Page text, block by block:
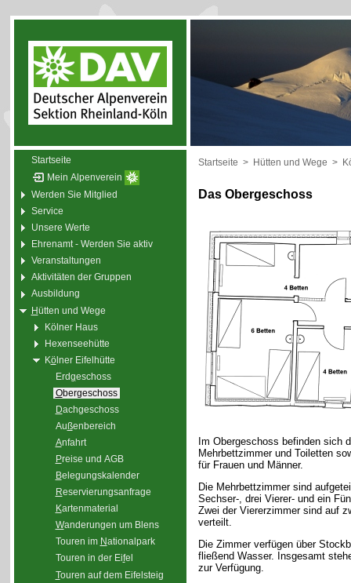
Startseite
Mein Alpenverein
Werden Sie Mitglied
Service
Unsere Werte
Ehrenamt - Werden Sie aktiv
Veranstaltungen
Aktivitäten der Gruppen
Ausbildung
Hütten und Wege
Kölner Haus
Hexenseehütte
Kölner Eifelhütte
Erdgeschoss
Obergeschoss
Dachgeschoss
Außenbereich
Anfahrt
Preise und AGB
Belegungskalender
Reservierungsanfrage
Kartenmaterial
Wanderungen um Blens
Touren im Nationalpark
Touren in der Eifel
Touren auf dem Eifelsteig
Startseite > Hütten und Wege >
Das Obergeschoss
Im Obergeschoss befinden sich
Mehrbettzimmer und Toiletten
für Frauen und Männer.
Die Mehrbettzimmer sind
Sechser-, drei Vierer- und ein
Zwei der Viererzimmer sind auf
verteilt.
Die Zimmer verfügen über
fließend Wasser. Insgesamt
zur Verfügung.